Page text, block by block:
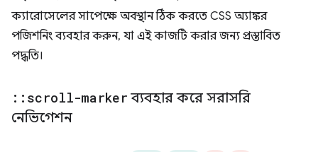
ক্যারোসেলের সাপেক্ষে অবস্থান ঠিক করতে CSS অ্যাঙ্কর
পজিশনিং ব্যবহার করুন, যা এই কাজটি করার জন্য প্রস্তাবিত
পদ্ধতি।
:: scroll-marker ব্যবহার করে সরাসরি
নেভিগেশন